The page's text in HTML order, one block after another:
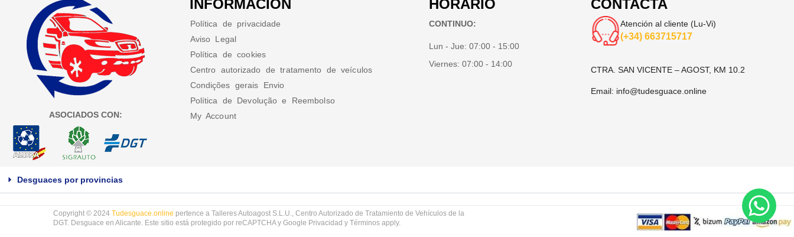
ASOCIADOS CON:
INFORMACION
Política de privacidade
Aviso Legal
Política de cookies
Centro autorizado de tratamento de veículos
Condições gerais Envio
Política de Devolução e Reembolso
My Account
HORARIO
CONTINUO:
Lun - Jue:07:00 - 15:00
Viernes:07:00 - 14:00
CONTACTA
Atención al cliente (Lu-Vi)
(+34) 663715717
CTRA. SAN VICENTE – AGOST, KM 10.2
Email: info@tudesguace.online
Desguaces por provincias
Copyright © 2024 Tudesguace.online pertence a Talleres Autoagost S.L.U., Centro Autorizado de Tratamiento de Vehículos de la
DGT. Desguace en Alicante. Este sitio está protegido por reCAPTCHA y Google Privacidad y Términos apply.